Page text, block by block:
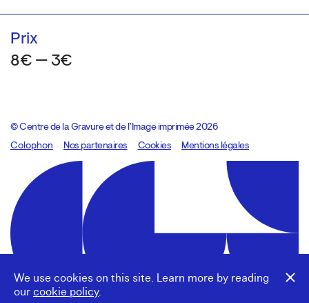
We use cookies on this site. Learn more by reading
our cookie policy.
Prix
8€ — 3€
© Centre de la Gravure et de l’Image imprimée 2026
Colophon
Design:Marcel Kaczmarek, code:8080.studio
Nos partenaires Cookies Mentions légales